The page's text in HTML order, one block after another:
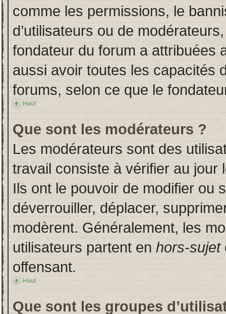
comme les permissions, le
d’utilisateurs ou de
fondateur du forum a attribuées
aussi avoir toutes les capacités
forums, selon ce que le
Haut
Que sont les modérateurs ?
Les modérateurs sont des
travail consiste à vérifier au jour
Ils ont le pouvoir de modifier ou
déverrouiller, déplacer,
modèrent. Généralement, les
utilisateurs partent en hors-sujet
offensant.
Haut
Que sont les groupes